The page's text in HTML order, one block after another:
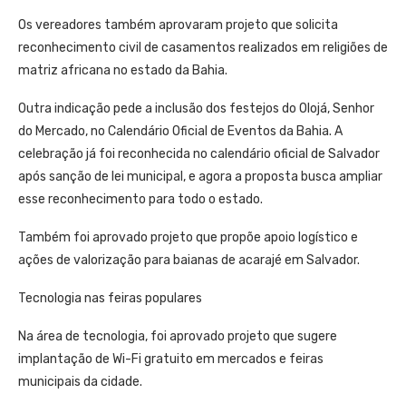
Os vereadores também aprovaram projeto que solicita
reconhecimento civil de casamentos realizados em religiões de
matriz africana no estado da Bahia.
Outra indicação pede a inclusão dos festejos do Olojá, Senhor
do Mercado, no Calendário Oficial de Eventos da Bahia. A
celebração já foi reconhecida no calendário oficial de Salvador
após sanção de lei municipal, e agora a proposta busca ampliar
esse reconhecimento para todo o estado.
Também foi aprovado projeto que propõe apoio logístico e
ações de valorização para baianas de acarajé em Salvador.
Tecnologia nas feiras populares
Na área de tecnologia, foi aprovado projeto que sugere
implantação de Wi-Fi gratuito em mercados e feiras
municipais da cidade.